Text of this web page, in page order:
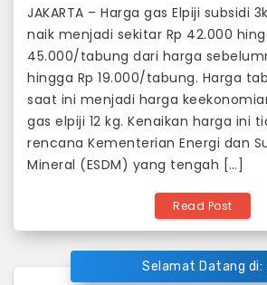
JAKARTA – Harga gas Elpiji subsidi
naik menjadi sekitar Rp 42.000
45.000/tabung dari harga
hingga Rp 19.000/tabung. Harga
saat ini menjadi harga
gas elpiji 12 kg. Kenaikan harga ini
rencana Kementerian Energi dan
Mineral (ESDM) yang tengah […]
Read Post
Selamat Datang di: